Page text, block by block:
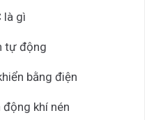
là gì
tự động
bằng điện
khí nén